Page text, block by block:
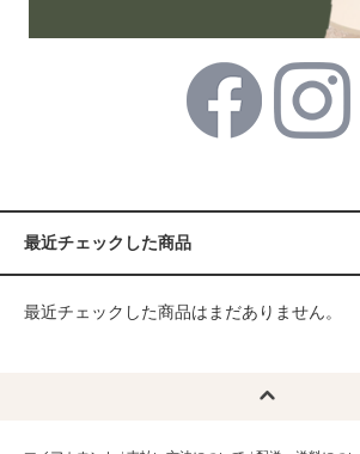
最近チェックした商品
最近チェックした商品はまだありません。